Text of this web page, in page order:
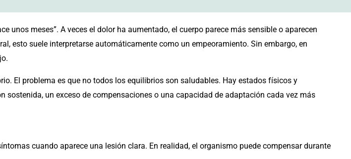
meses”. A veces el dolor ha aumentado, el cuerpo parece más sensible o aparecen
esto suele interpretarse automáticamente como un empeoramiento. Sin embargo, en
El problema es que no todos los equilibrios son saludables. Hay estados físicos y
un exceso de compensaciones o una capacidad de adaptación cada vez más
cuando aparece una lesión clara. En realidad, el organismo puede compensar durante